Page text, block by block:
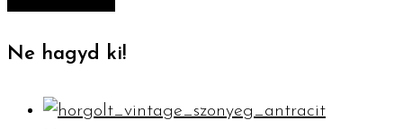
Ne hagyd ki!